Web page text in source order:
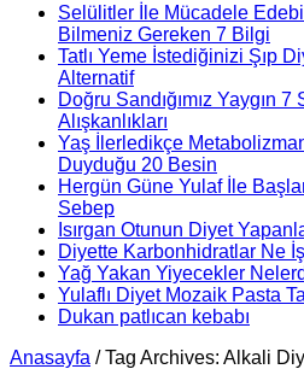
Selülitler İle Mücadele
Bilmeniz Gereken 7 Bilgi
Tatlı Yeme İstediğinizi Şıp
Alternatif
Doğru Sandığımız Yaygın
Alışkanlıkları
Yaş İlerledikçe
Duyduğu 20 Besin
Hergün Güne Yulaf İle
Sebep
Isırgan Otunun Diyet
Diyette Karbonhidratlar Ne
Yağ Yakan Yiyecekler
Yulaflı Diyet Mozaik Pasta
Dukan patlıcan kebabı
Anasayfa / Tag Archives: Alkali